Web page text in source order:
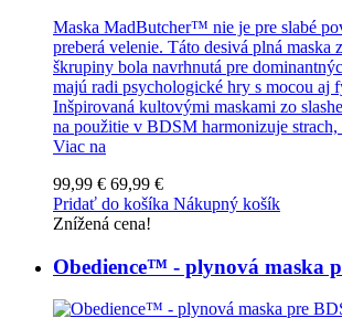
Maska MadButcher™ nie je pre slabé
preberá velenie. Táto desivá plná maska
škrupiny bola navrhnutá pre
majú radi psychologické hry s mocou aj
Inšpirovaná kultovými maskami zo
na použitie v BDSM harmonizuje strach,
Viac na
99,99 € 69,99 €
Pridať do košíka Nákupný košík
Znížená cena!
Obedience™ - plynová maska